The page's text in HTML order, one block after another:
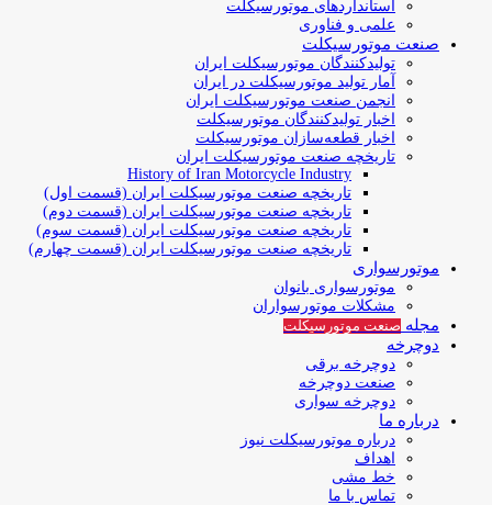
استانداردهای موتورسیکلت
علمی و فناوری
صنعت موتورسیکلت
تولیدکنندگان موتورسیکلت ایران
آمار تولید موتورسیکلت در ایران
انجمن صنعت موتورسیکلت ایران
اخبار تولیدکنندگان موتورسیکلت
اخبار قطعه‌سازان موتورسیکلت
تاریخچه صنعت موتورسیکلت ایران
History of Iran Motorcycle Industry
تاریخچه صنعت موتورسیکلت ایران (قسمت اول)
تاریخچه صنعت موتورسیکلت ایران (قسمت دوم)
تاریخچه صنعت موتورسیکلت ایران (قسمت سوم)
تاریخچه صنعت موتورسیکلت ایران (قسمت چهارم)
موتورسواری
موتورسواری بانوان
مشکلات موتورسواران
مجله صنعت موتورسیکلت
دوچرخه
دوچرخه برقی
صنعت دوچرخه
دوچرخه سواری
درباره ما
درباره موتورسیکلت نیوز
اهداف
خط مشی
تماس با ما